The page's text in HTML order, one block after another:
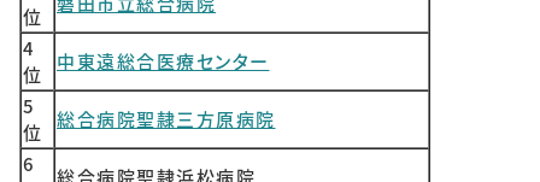
位
4
位
中東遠総合医療センター
5
位 総合病院聖隷三方原病院
6
CONTACT